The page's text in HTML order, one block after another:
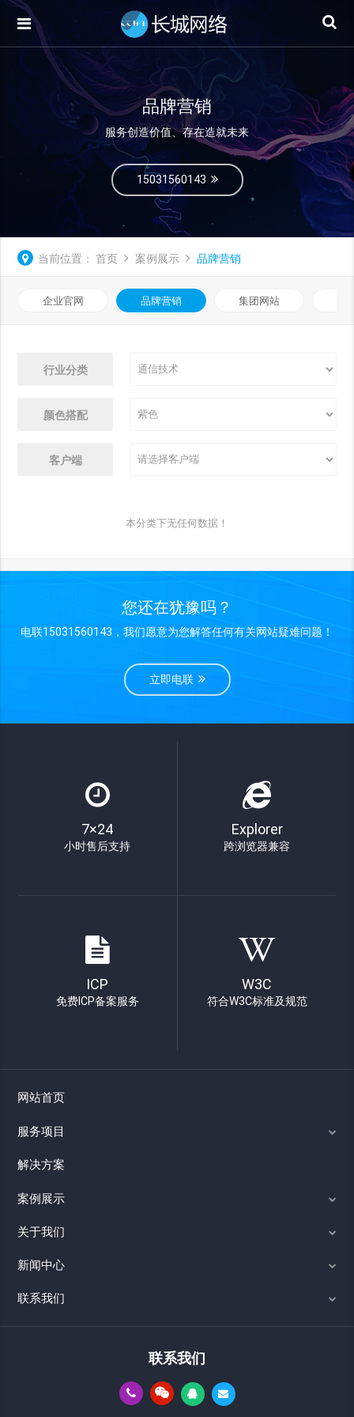
品牌营销
服务创造价值、存在造就未来
15031560143
当前位置： 首页 案例展示 品牌营销
企业官网 品牌营销 集团网站
行业分类
颜色搭配
客户端
本分类下无任何数据！
您还在犹豫吗？
电联15031560143，我们愿意为您解答任何有关网站疑难问题！
立即电联
7×24
小时售后支持
Explorer
跨浏览器兼容
ICP
免费ICP备案服务
W3C
符合W3C标准及规范
网站首页
服务项目
解决方案
案例展示
关于我们
新闻中心
联系我们
联系我们